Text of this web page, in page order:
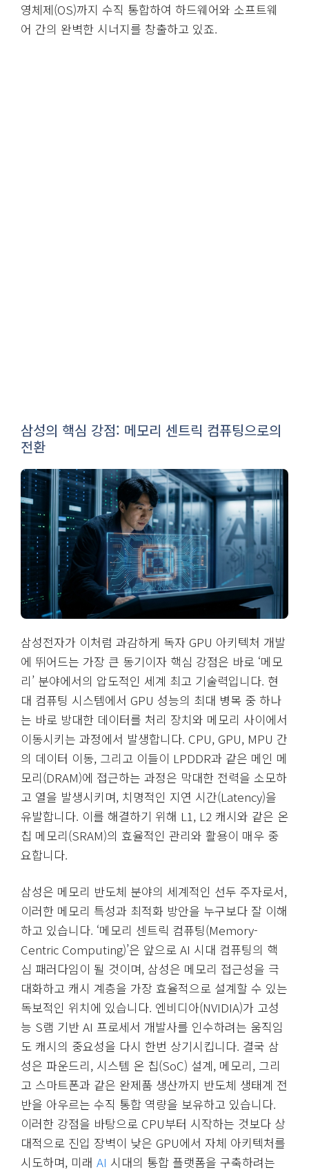
영체제(OS)까지 수직 통합하여 하드웨어와 소프트웨
어 간의 완벽한 시너지를 창출하고 있죠.
삼성의 핵심 강점: 메모리 센트릭 컴퓨팅으로의
전환
삼성전자가 이처럼 과감하게 독자 GPU 아키텍처 개발
에 뛰어드는 가장 큰 동기이자 핵심 강점은 바로 ‘메모
리’ 분야에서의 압도적인 세계 최고 기술력입니다. 현
대 컴퓨팅 시스템에서 GPU 성능의 최대 병목 중 하나
는 바로 방대한 데이터를 처리 장치와 메모리 사이에서
이동시키는 과정에서 발생합니다. CPU, GPU, MPU 간
의 데이터 이동, 그리고 이들이 LPDDR과 같은 메인 메
모리(DRAM)에 접근하는 과정은 막대한 전력을 소모하
고 열을 발생시키며, 치명적인 지연 시간(Latency)을
유발합니다. 이를 해결하기 위해 L1, L2 캐시와 같은 온
칩 메모리(SRAM)의 효율적인 관리와 활용이 매우 중
요합니다.
삼성은 메모리 반도체 분야의 세계적인 선두 주자로서,
이러한 메모리 특성과 최적화 방안을 누구보다 잘 이해
하고 있습니다. ‘메모리 센트릭 컴퓨팅(Memory-
Centric Computing)’은 앞으로 AI 시대 컴퓨팅의 핵
심 패러다임이 될 것이며, 삼성은 메모리 접근성을 극
대화하고 캐시 계층을 가장 효율적으로 설계할 수 있는
독보적인 위치에 있습니다. 엔비디아(NVIDIA)가 고성
능 S램 기반 AI 프로세서 개발사를 인수하려는 움직임
도 캐시의 중요성을 다시 한번 상기시킵니다. 결국 삼
성은 파운드리, 시스템 온 칩(SoC) 설계, 메모리, 그리
고 스마트폰과 같은 완제품 생산까지 반도체 생태계 전
반을 아우르는 수직 통합 역량을 보유하고 있습니다.
이러한 강점을 바탕으로 CPU부터 시작하는 것보다 상
대적으로 진입 장벽이 낮은 GPU에서 자체 아키텍처를
시도하며, 미래 AI 시대의 통합 플랫폼을 구축하려는